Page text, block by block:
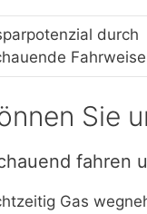
durch
Fahrweise
Sie
fahren
Gas